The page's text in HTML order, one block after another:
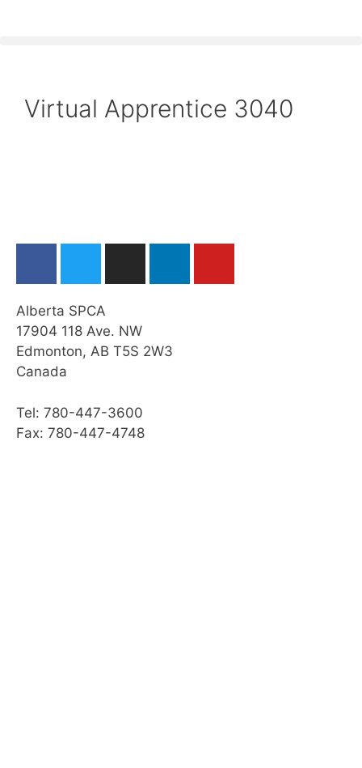
Virtual Apprentice 3040
Alberta SPCA
17904 118 Ave. NW
Edmonton, AB T5S 2W3
Canada
Tel: 780-447-3600
Fax: 780-447-4748